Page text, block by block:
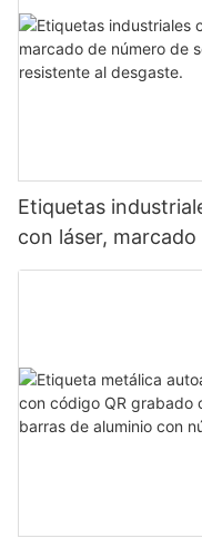
Etiquetas
con láser,
metálica duradera